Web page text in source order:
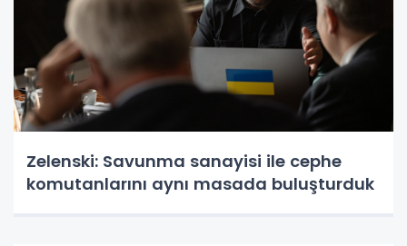
Zelenski: Savunma sanayisi ile cephe
komutanlarını aynı masada buluşturduk